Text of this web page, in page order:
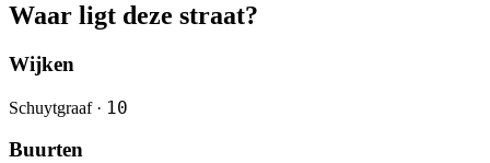
Waar ligt deze straat?
Wijken
Schuytgraaf · 10
Buurten